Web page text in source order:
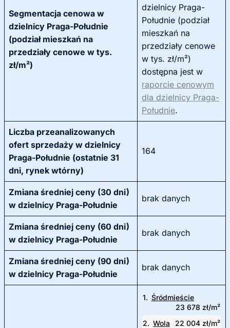
Segmentacja cenowa w
dzielnicy Praga-Południe
(podział mieszkań na
przedziały cenowe w tys.
zł/m²)
dzielnicy Praga-
Południe (podział
mieszkań na
przedziały cenowe
w tys. zł/m²)
dostępna jest w
raporcie cenowym
dla dzielnicy Praga-
Południe.
Liczba przeanalizowanych
ofert sprzedaży w dzielnicy
Praga-Południe (ostatnie 31
dni, rynek wtórny)
164
Zmiana średniej ceny (30 dni)
w dzielnicy Praga-Południe
brak danych
Zmiana średniej ceny (60 dni)
w dzielnicy Praga-Południe
brak danych
Zmiana średniej ceny (90 dni)
w dzielnicy Praga-Południe
brak danych
1. Śródmieście
23 678 zł/m²
2. Wola
22 004 zł/m²